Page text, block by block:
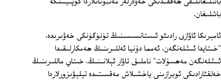
باشلىغان.
ئامېرىكا ئاۋازى رادىئو ئىستانسىسىنىڭ تۈنۈگۈنكى خەۋىرىدە،
"خىتايدا ئىشلەنگەن، ئەمما دۇنيا ئەللىرىنىڭ ھەمكارلىقىدا
ئىشلەنگەن مەھسۇلات" ناملىق تاۋار ئېلانىنىڭ، خىتاي ماللىرىنىڭ
خەلقئارادىكى ئوبرازىنى ياخشىلاش مەقسىتىدە تېلېۋىزورلاردا